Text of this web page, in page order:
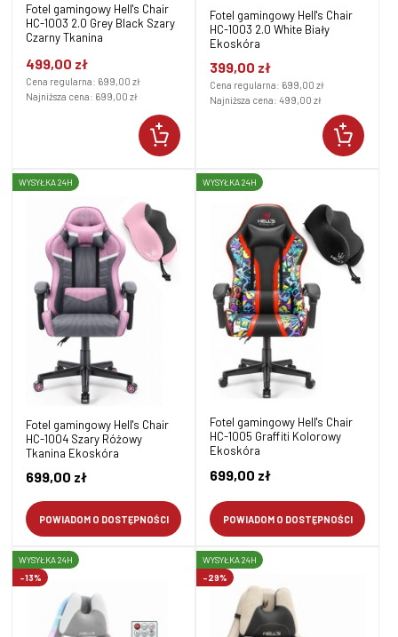
Fotel gamingowy Hell's Chair
HC-1003 2.0 Grey Black Szary
Czarny Tkanina
499,00 zł
Cena regularna: 699,00 zł
Najniższa cena: 699,00 zł
Fotel gamingowy Hell's Chair
HC-1003 2.0 White Biały
Ekoskóra
399,00 zł
Cena regularna: 699,00 zł
Najniższa cena: 499,00 zł
Fotel gamingowy Hell's Chair
HC-1004 Szary Różowy
Tkanina Ekoskóra
699,00 zł
POWIADOM O DOSTĘPNOŚCI
WYSYŁKA 24H
Fotel gamingowy Hell's Chair
HC-1005 Graffiti Kolorowy
Ekoskóra
699,00 zł
POWIADOM O DOSTĘPNOŚCI
WYSYŁKA 24H
-13%
WYSYŁKA 24H
-29%
WYSYŁKA 24H